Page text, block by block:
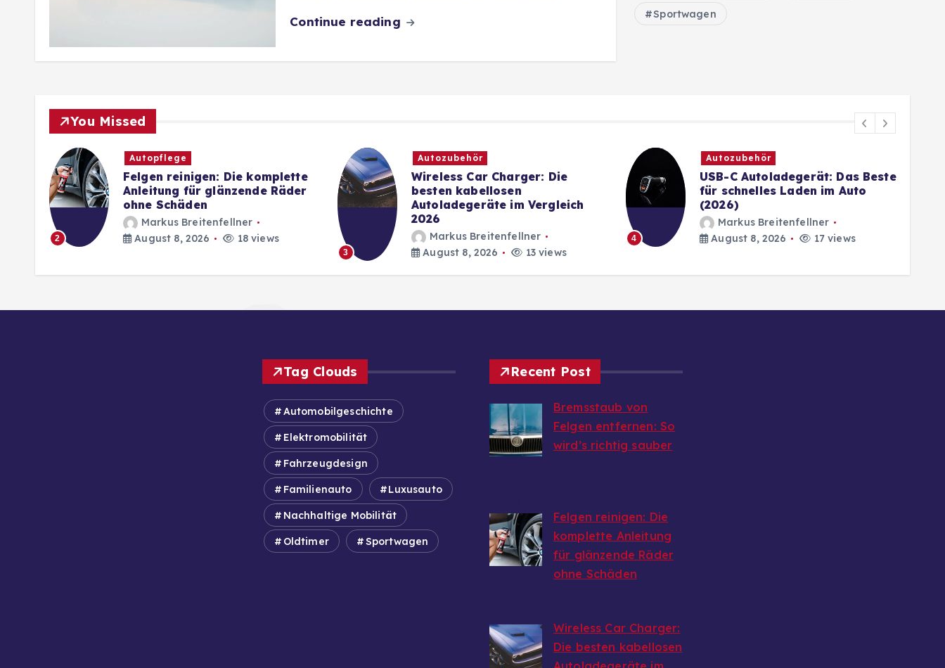
Continue reading Sportwagen
You Missed
2
Autopflege
Felgen reinigen: Die komplette
Anleitung für glänzende Räder
ohne Schäden
Markus Breitenfellner
August 8, 2026
18 views
3
Autozubehör
Wireless Car Charger: Die
besten kabellosen
Autoladegeräte im Vergleich
2026
Markus Breitenfellner
August 8, 2026
13 views
4
Autozubehör
USB-C Autoladegerät: Das Beste
für schnelles Laden im Auto
(2026)
Markus Breitenfellner
August 8, 2026
17 views
Tag Clouds
Automobilgeschichte
Elektromobilität
Fahrzeugdesign
Familienauto Luxusauto
Nachhaltige Mobilität
Oldtimer Sportwagen
Recent Post
Bremsstaub von
Felgen entfernen: So
wird’s richtig sauber
Felgen reinigen: Die
komplette Anleitung
für glänzende Räder
ohne Schäden
Wireless Car Charger:
Die besten kabellosen